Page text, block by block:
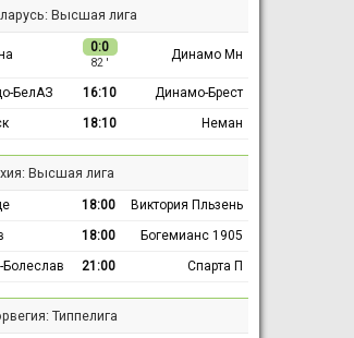
Высшая лига
0:0
82 ′
Динамо Мн
БелАЗ 16:10
Динамо-Брест
18:10 Неман
Высшая лига
18:00
Виктория Пльзень
18:00
Богемианс 1905
21:00 Спарта П
Типпелига